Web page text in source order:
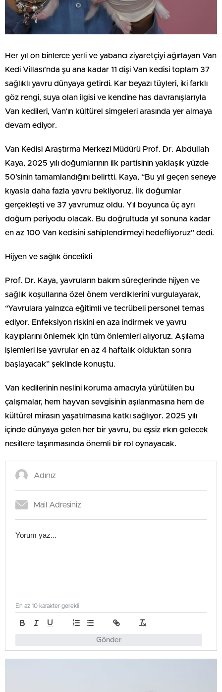
Her yıl on binlerce yerli ve yabancı ziyaretçiyi ağırlayan Van
Kedi Villası’nda şu ana kadar 11 dişi Van kedisi toplam 37
sağlıklı yavru dünyaya getirdi. Kar beyazı tüyleri, iki farklı
göz rengi, suya olan ilgisi ve kendine has davranışlarıyla
Van kedileri, Van’ın kültürel simgeleri arasında yer almaya
devam ediyor.
Van Kedisi Araştırma Merkezi Müdürü Prof. Dr. Abdullah
Kaya, 2025 yılı doğumlarının ilk partisinin yaklaşık yüzde
50’sinin tamamlandığını belirtti. Kaya, “Bu yıl geçen seneye
kıyasla daha fazla yavru bekliyoruz. İlk doğumlar
gerçekleşti ve 37 yavrumuz oldu. Yıl boyunca üç ayrı
doğum periyodu olacak. Bu doğrultuda yıl sonuna kadar
en az 100 Van kedisini sahiplendirmeyi hedefliyoruz” dedi.
Hijyen ve sağlık öncelikli
Prof. Dr. Kaya, yavruların bakım süreçlerinde hijyen ve
sağlık koşullarına özel önem verdiklerini vurgulayarak,
“Yavrulara yalnızca eğitimli ve tecrübeli personel temas
ediyor. Enfeksiyon riskini en aza indirmek ve yavru
kayıplarını önlemek için tüm önlemleri alıyoruz. Aşılama
işlemleri ise yavrular en az 4 haftalık olduktan sonra
başlayacak” şeklinde konuştu.
Van kedilerinin neslini koruma amacıyla yürütülen bu
çalışmalar, hem hayvan sevgisinin aşılanmasına hem de
kültürel mirasın yaşatılmasına katkı sağlıyor. 2025 yılı
içinde dünyaya gelen her bir yavru, bu eşsiz ırkın gelecek
nesillere taşınmasında önemli bir rol oynayacak.
Gönder
En az 10 karakter gerekli